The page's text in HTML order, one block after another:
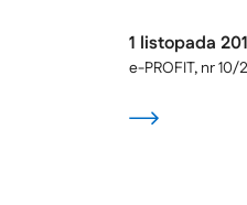
1 listopada
e-PROFIT, nr 10/